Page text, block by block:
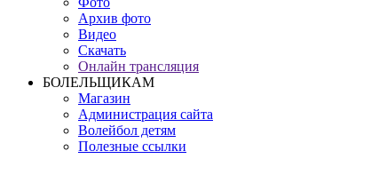
Архив фото
Видео
Скачать
Онлайн трансляция
БОЛЕЛЬЩИКАМ
Магазин
Администрация сайта
Волейбол детям
Полезные ссылки